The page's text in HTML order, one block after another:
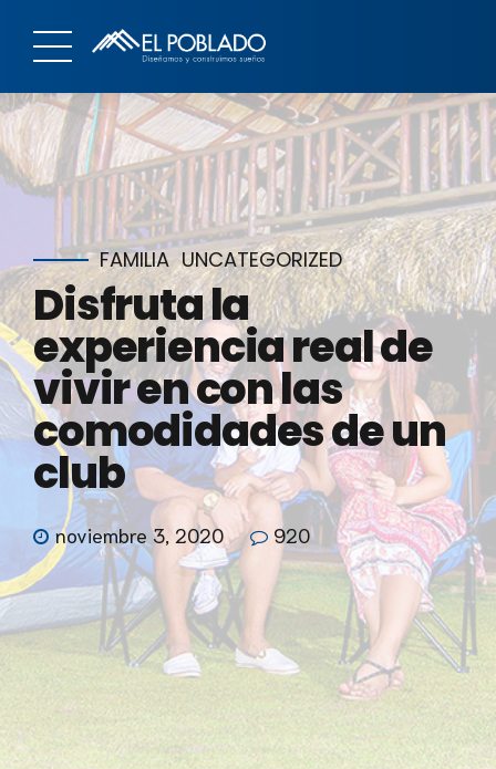
FAMILIA UNCATEGORIZED
Disfruta la
experiencia real de
vivir en con las
comodidades de un
club
noviembre 3, 2020 920